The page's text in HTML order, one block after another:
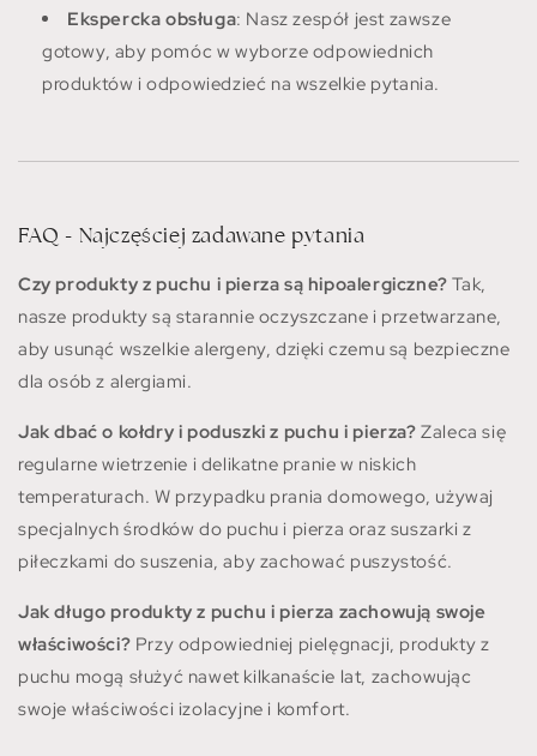
Ekspercka obsługa: Nasz zespół jest zawsze
gotowy, aby pomóc w wyborze odpowiednich
produktów i odpowiedzieć na wszelkie pytania.
FAQ - Najczęściej zadawane pytania
Czy produkty z puchu i pierza są hipoalergiczne? Tak,
nasze produkty są starannie oczyszczane i przetwarzane,
aby usunąć wszelkie alergeny, dzięki czemu są bezpieczne
dla osób z alergiami.
Jak dbać o kołdry i poduszki z puchu i pierza? Zaleca się
regularne wietrzenie i delikatne pranie w niskich
temperaturach. W przypadku prania domowego, używaj
specjalnych środków do puchu i pierza oraz suszarki z
piłeczkami do suszenia, aby zachować puszystość.
Jak długo produkty z puchu i pierza zachowują swoje
właściwości? Przy odpowiedniej pielęgnacji, produkty z
puchu mogą służyć nawet kilkanaście lat, zachowując
swoje właściwości izolacyjne i komfort.